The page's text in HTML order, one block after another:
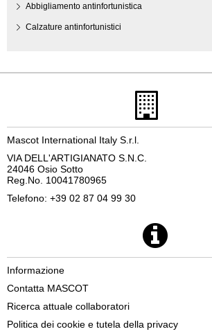
Abbigliamento antinfortunistica
Calzature antinfortunistici
Mascot International Italy S.r.l.
VIA DELL'ARTIGIANATO S.N.C.
24046 Osio Sotto
Reg.No. 10041780965
Telefono: +39 02 87 04 99 30
Informazione
Contatta MASCOT
Ricerca attuale collaboratori
Politica dei cookie e tutela della privacy